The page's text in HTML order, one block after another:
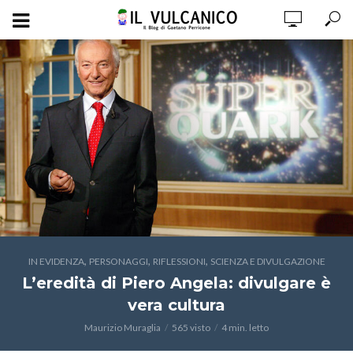
IN EVIDENZA, PERSONAGGI, RIFLESSIONI, SCIENZA E DIVULGAZIONE
L’eredità di Piero Angela: divulgare è
vera cultura
Maurizio Muraglia 565 visto 4 min. letto